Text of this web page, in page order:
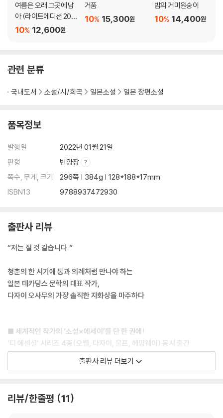
여름은 오래 그곳에 남
아 (라이트에디션 202
6)
12,600원
10%
거품
15,300원
10%
밤의 거미원숭이
14,400원
10%
관련 분류
국내도서 소설/시/희곡 일본소설 일본 장편소설
품목정보
발행일
2022년 01월 21일
판형
반양장
쪽수, 무게, 크기
296쪽 | 384g | 128*188*17mm
ISBN13
9788937472930
출판사 리뷰
“저는 질 것 같습니다.”
청춘의 한 시기에 통과 의례처럼 만나야 하는
일본 데카당스 문학의 대표 작가,
다자이 오사무의 가장 솔직한 자화상을 마주하다
■ 세계적인 작가의 ‘소설×에세이’를 단 한 권에!
‘디 에센셜’ 시리즈 4종(오웰, 다자이, 울프, 헤밍웨이) 동시 출간
당신이 지금 만나야 할 다자이 오사무
시리즈 4종(조지 오웰, 다자이 오사무, 버지니아 울프, 어니스트 헤밍웨
출판사 리뷰 더보기
리뷰/한줄평 11